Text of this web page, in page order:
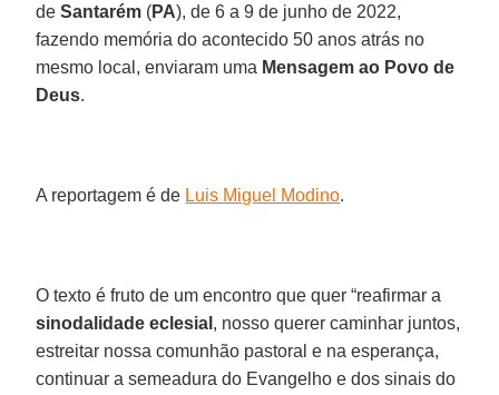
deSantarém (PA), de 6 a 9 de junho de 2022,
fazendo memória do acontecido 50 anos atrás no
mesmo local, enviaram uma Mensagem ao Povo de
Deus.
A reportagem é de Luis Miguel Modino.
O texto é fruto de um encontro que quer “reafirmar a
sinodalidade eclesial , nosso querer caminhar juntos,
estreitar nossa comunhão pastoral e na esperança,
continuar a semeadura do Evangelho e dos sinais do